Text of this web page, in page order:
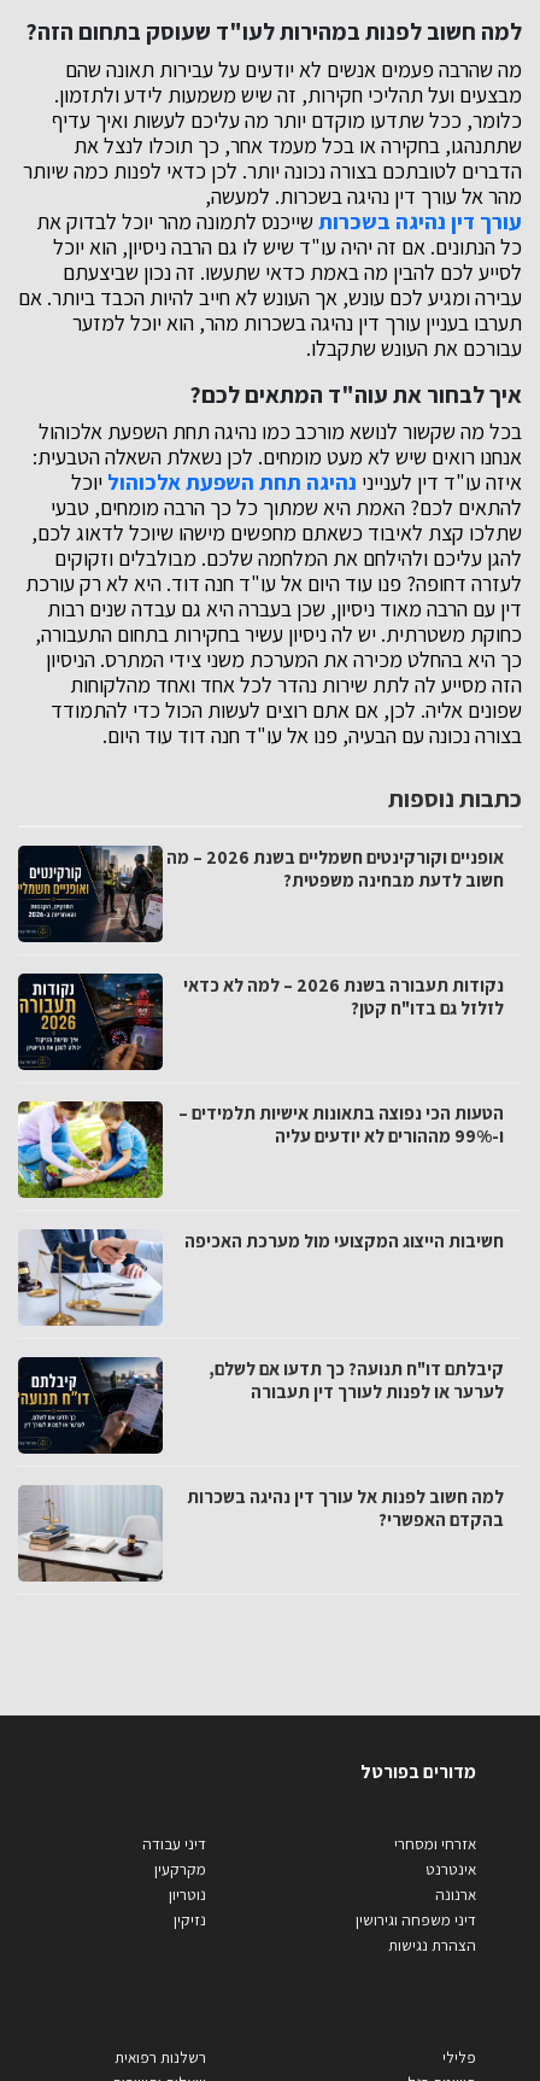
למה חשוב לפנות במהירות לעו"ד שעוסק בתחום הזה?
מה שהרבה פעמים אנשים לא יודעים על עבירות תאונה שהם
מבצעים ועל תהליכי חקירות, זה שיש משמעות לידע ולתזמון.
כלומר, ככל שתדעו מוקדם יותר מה עליכם לעשות ואיך עדיף
שתתנהגו, בחקירה או בכל מעמד אחר, כך תוכלו לנצל את
הדברים לטובתכם בצורה נכונה יותר. לכן כדאי לפנות כמה שיותר
מהר אל עורך דין נהיגה בשכרות. למעשה,
עורך דין נהיגה בשכרות שייכנס לתמונה מהר יוכל לבדוק את
כל הנתונים. אם זה יהיה עו"ד שיש לו גם הרבה ניסיון, הוא יוכל
לסייע לכם להבין מה באמת כדאי שתעשו. זה נכון שביצעתם
עבירה ומגיע לכם עונש, אך העונש לא חייב להיות הכבד ביותר. אם
תערבו בעניין עורך דין נהיגה בשכרות מהר, הוא יוכל למזער
עבורכם את העונש שתקבלו.
איך לבחור את עוה"ד המתאים לכם?
בכל מה שקשור לנושא מורכב כמו נהיגה תחת השפעת אלכוהול
אנחנו רואים שיש לא מעט מומחים. לכן נשאלת השאלה הטבעית:
איזה עו"ד דין לענייני נהיגה תחת השפעת אלכוהול יוכל
להתאים לכם? האמת היא שמתוך כל כך הרבה מומחים, טבעי
שתלכו קצת לאיבוד כשאתם מחפשים מישהו שיוכל לדאוג לכם,
להגן עליכם ולהילחם את המלחמה שלכם. מבולבלים וזקוקים
לעזרה דחופה? פנו עוד היום אל עו"ד חנה דוד. היא לא רק עורכת
דין עם הרבה מאוד ניסיון, שכן בעברה היא גם עבדה שנים רבות
כחוקת משטרתית. יש לה ניסיון עשיר בחקירות בתחום התעבורה,
כך היא בהחלט מכירה את המערכת משני צידי המתרס. הניסיון
הזה מסייע לה לתת שירות נהדר לכל אחד ואחד מהלקוחות
שפונים אליה. לכן, אם אתם רוצים לעשות הכול כדי להתמודד
בצורה נכונה עם הבעיה, פנו אל עו"ד חנה דוד עוד היום.
כתבות נוספות
אופניים וקורקינטים חשמליים בשנת 2026 – מה
חשוב לדעת מבחינה משפטית?
נקודות תעבורה בשנת 2026 – למה לא כדאי
לזלזל גם בדו"ח קטן?
הטעות הכי נפוצה בתאונות אישיות תלמידים –
ו-99% מההורים לא יודעים עליה
חשיבות הייצוג המקצועי מול מערכת האכיפה
קיבלתם דו"ח תנועה? כך תדעו אם לשלם,
לערער או לפנות לעורך דין תעבורה
למה חשוב לפנות אל עורך דין נהיגה בשכרות
בהקדם האפשרי?
מדורים בפורטל
אזרחי ומסחרי
אינטרנט
ארנונה
דיני משפחה וגירושין
הצהרת נגישות
דיני עבודה
מקרקעין
נוטריון
נזיקין
פלילי
רשלנות רפואית